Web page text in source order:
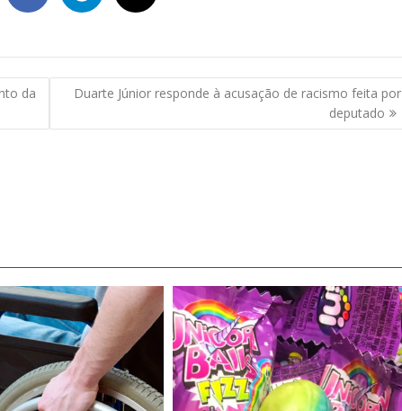
da
Duarte Júnior responde à acusação de racismo feita por
deputado